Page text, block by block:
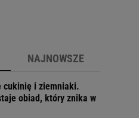
NAJNOWSZE
cukinię i ziemniaki.
obiad, który znika w